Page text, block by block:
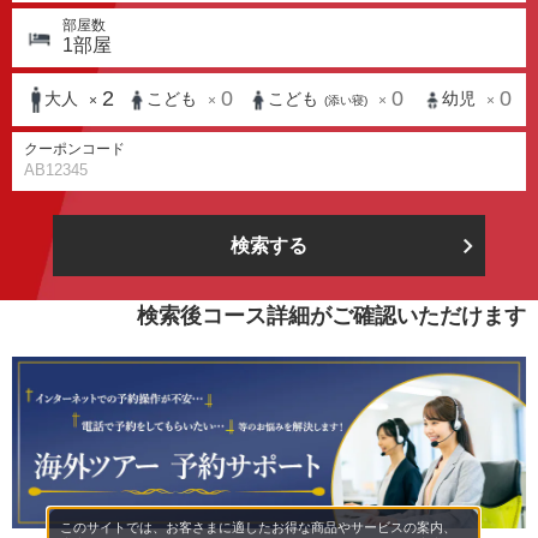
部屋数
1部屋
大人 × 2 こども × 0 こども (添い寝) × 0 幼児 × 0
クーポンコード
検索する
検索後コース詳細がご確認いただけます
このサイトでは、お客さまに適したお得な商品やサービスの案内、